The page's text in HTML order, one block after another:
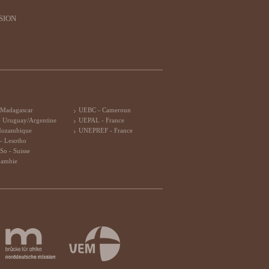
Uruguay/Argentine
Lesotho
- Suisse
UEBC - Cameroun
UEPAL - France
UNEPREF - France